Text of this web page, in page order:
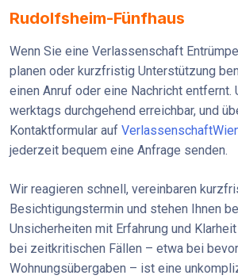
Rudolfsheim-Fünfhaus
Wenn Sie eine Verlassenschaft
planen oder kurzfristig Unterstützung
einen Anruf oder eine Nachricht
werktags durchgehend erreichbar, und
Kontaktformular auf
jederzeit bequem eine Anfrage senden.
Wir reagieren schnell, vereinbaren
Besichtigungstermin und stehen Ihnen
Unsicherheiten mit Erfahrung und
bei zeitkritischen Fällen – etwa bei
Wohnungsübergaben – ist eine